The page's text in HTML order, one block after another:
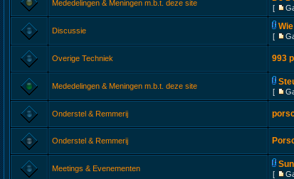
Mededelingen & Meningen m.b.t. deze site
[
Discussie
[
Overige Techniek 993
Mededelingen & Meningen m.b.t. deze site
[
Onderstel & Remmerij
Onderstel & Remmerij
Meetings & Evenementen
[